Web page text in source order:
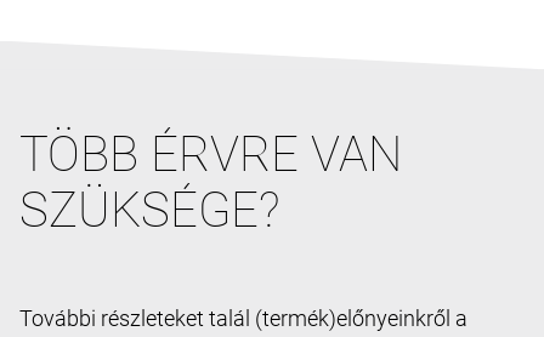
TÖBB ÉRVRE VAN
SZÜKSÉGE?
További részleteket talál (termék)előnyeinkről a